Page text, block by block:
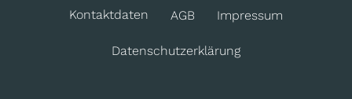
Kontakt­daten AGB Impressum
Datenschutz­erklärung